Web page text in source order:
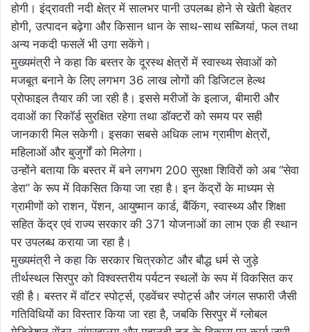
होगी। इंद्रावती नदी क्षेत्र में सालभर पानी उपलब्ध होने से खेती बेहतर
होगी, उत्पादन बढ़ेगा और किसान धान के साथ-साथ सब्जियां, फल तथा
अन्य नकदी फसलें भी उगा सकेंगे।
मुख्यमंत्री ने कहा कि बस्तर के दूरस्थ क्षेत्रों में स्वास्थ्य सेवाओं को
मजबूत बनाने के लिए लगभग 36 लाख लोगों की डिजिटल हेल्थ
प्रोफाइल तैयार की जा रही है। इससे मरीजों के इलाज, बीमारी और
दवाओं का रिकॉर्ड सुरक्षित रहेगा तथा डॉक्टरों को समय पर सही
जानकारी मिल सकेगी। इसका सबसे अधिक लाभ ग्रामीण क्षेत्रों,
महिलाओं और बुजुर्गों को मिलेगा।
उन्होंने बताया कि बस्तर में बने लगभग 200 सुरक्षा शिविरों को अब “सेवा
डेरा” के रूप में विकसित किया जा रहा है। इन केंद्रों के माध्यम से
ग्रामीणों को राशन, पेंशन, आयुष्मान कार्ड, बैंकिंग, स्वास्थ्य और शिक्षा
सहित केंद्र एवं राज्य सरकार की 371 योजनाओं का लाभ एक ही स्थान
पर उपलब्ध कराया जा रहा है।
मुख्यमंत्री ने कहा कि सरकार चित्रकोट और बौद्ध धर्म से जुड़े
तीर्थस्थल सिरपुर को विश्वस्तरीय पर्यटन स्थलों के रूप में विकसित कर
रही है। बस्तर में वॉटर स्पोर्ट्स, एडवेंचर स्पोर्ट्स और जंगल सफारी जैसी
गतिविधियों का विस्तार किया जा रहा है, जबकि सिरपुर में ग्लोबल